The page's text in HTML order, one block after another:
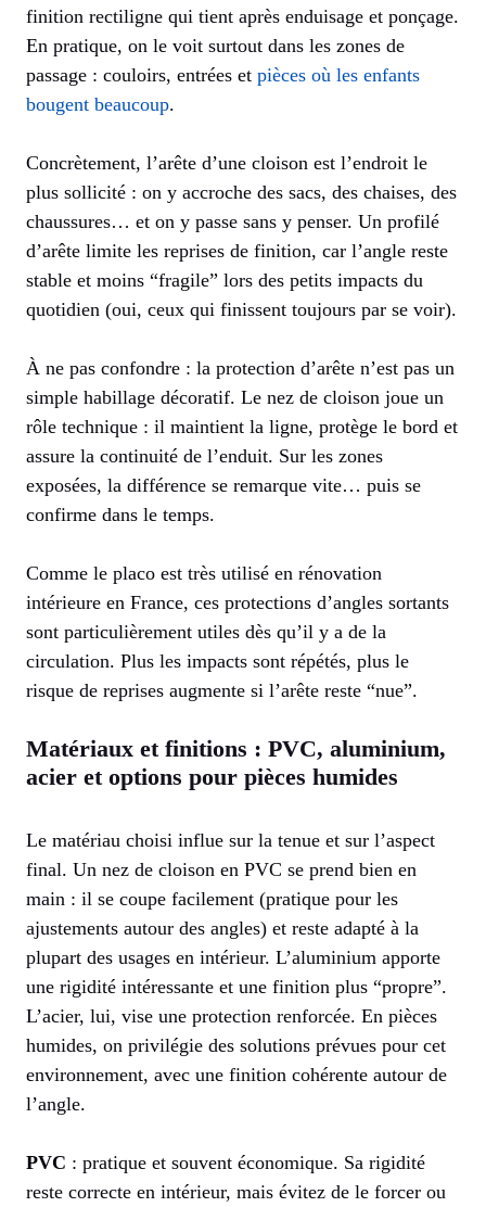
finition rectiligne qui tient après enduisage et ponçage.
En pratique, on le voit surtout dans les zones de
passage : couloirs, entrées et pièces où les enfants
bougent beaucoup.
Concrètement, l’arête d’une cloison est l’endroit le
plus sollicité : on y accroche des sacs, des chaises, des
chaussures… et on y passe sans y penser. Un profilé
d’arête limite les reprises de finition, car l’angle reste
stable et moins “fragile” lors des petits impacts du
quotidien (oui, ceux qui finissent toujours par se voir).
À ne pas confondre : la protection d’arête n’est pas un
simple habillage décoratif. Le nez de cloison joue un
rôle technique : il maintient la ligne, protège le bord et
assure la continuité de l’enduit. Sur les zones
exposées, la différence se remarque vite… puis se
confirme dans le temps.
Comme le placo est très utilisé en rénovation
intérieure en France, ces protections d’angles sortants
sont particulièrement utiles dès qu’il y a de la
circulation. Plus les impacts sont répétés, plus le
risque de reprises augmente si l’arête reste “nue”.
Matériaux et finitions : PVC, aluminium,
acier et options pour pièces humides
Le matériau choisi influe sur la tenue et sur l’aspect
final. Un nez de cloison en PVC se prend bien en
main : il se coupe facilement (pratique pour les
ajustements autour des angles) et reste adapté à la
plupart des usages en intérieur. L’aluminium apporte
une rigidité intéressante et une finition plus “propre”.
L’acier, lui, vise une protection renforcée. En pièces
humides, on privilégie des solutions prévues pour cet
environnement, avec une finition cohérente autour de
l’angle.
PVC : pratique et souvent économique. Sa rigidité
reste correcte en intérieur, mais évitez de le forcer ou